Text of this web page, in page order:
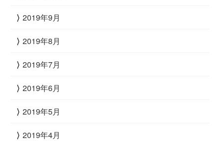
2019年9月
2019年8月
2019年7月
2019年6月
2019年5月
2019年4月